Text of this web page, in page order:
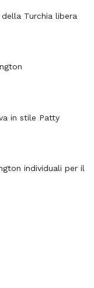
Turchia libera
in stile Patty
individuali per il